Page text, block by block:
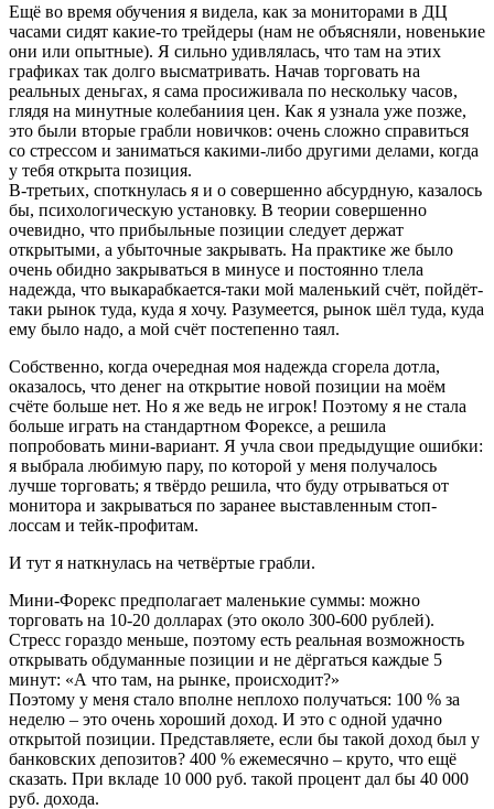
Ещё во время обучения я видела, как за мониторами в ДЦ
часами сидят какие-то трейдеры (нам не объясняли, новенькие
они или опытные). Я сильно удивлялась, что там на этих
графиках так долго высматривать. Начав торговать на
реальных деньгах, я сама просиживала по нескольку часов,
глядя на минутные колебаниия цен. Как я узнала уже позже,
это были вторые грабли новичков: очень сложно справиться
со стрессом и заниматься какими-либо другими делами, когда
у тебя открыта позиция.
В-третьих, споткнулась я и о совершенно абсурдную, казалось
бы, психологическую установку. В теории совершенно
очевидно, что прибыльные позиции следует держат
открытыми, а убыточные закрывать. На практике же было
очень обидно закрываться в минусе и постоянно тлела
надежда, что выкарабкается-таки мой маленький счёт, пойдёт-
таки рынок туда, куда я хочу. Разумеется, рынок шёл туда, куда
ему было надо, а мой счёт постепенно таял.
Собственно, когда очередная моя надежда сгорела дотла,
оказалось, что денег на открытие новой позиции на моём
счёте больше нет. Но я же ведь не игрок! Поэтому я не стала
больше играть на стандартном Форексе, а решила
попробовать мини-вариант. Я учла свои предыдущие ошибки:
я выбрала любимую пару, по которой у меня получалось
лучше торговать; я твёрдо решила, что буду отрываться от
монитора и закрываться по заранее выставленным стоп-
лоссам и тейк-профитам.
И тут я наткнулась на четвёртые грабли.
Мини-Форекс предполагает маленькие суммы: можно
торговать на 10-20 долларах (это около 300-600 рублей).
Стресс гораздо меньше, поэтому есть реальная возможность
открывать обдуманные позиции и не дёргаться каждые 5
минут: «А что там, на рынке, происходит?»
Поэтому у меня стало вполне неплохо получаться: 100 % за
неделю – это очень хороший доход. И это с одной удачно
открытой позиции. Представляете, если бы такой доход был у
банковских депозитов? 400 % ежемесячно – круто, что ещё
сказать. При вкладе 10 000 руб. такой процент дал бы 40 000
руб. дохода.